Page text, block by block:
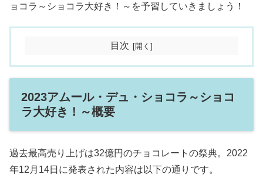
ョコラ～ショコラ大好き！～を予習していきましょう！
目次
2023アムール・デュ・ショコラ～ショコ
ラ大好き！～概要
過去最高売り上げは32億円のチョコレートの祭典。2022
年12月14日に発表された内容は以下の通りです。